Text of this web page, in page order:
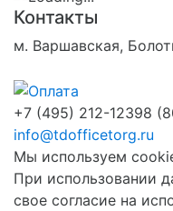
Контакты
м. Варшавская,
+7 (495) 212-12398
info@tdofficetorg.ru
Мы используем
При использовании
свое согласие на